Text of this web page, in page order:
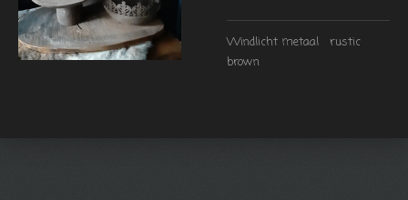
Windlicht metaal rustic
brown